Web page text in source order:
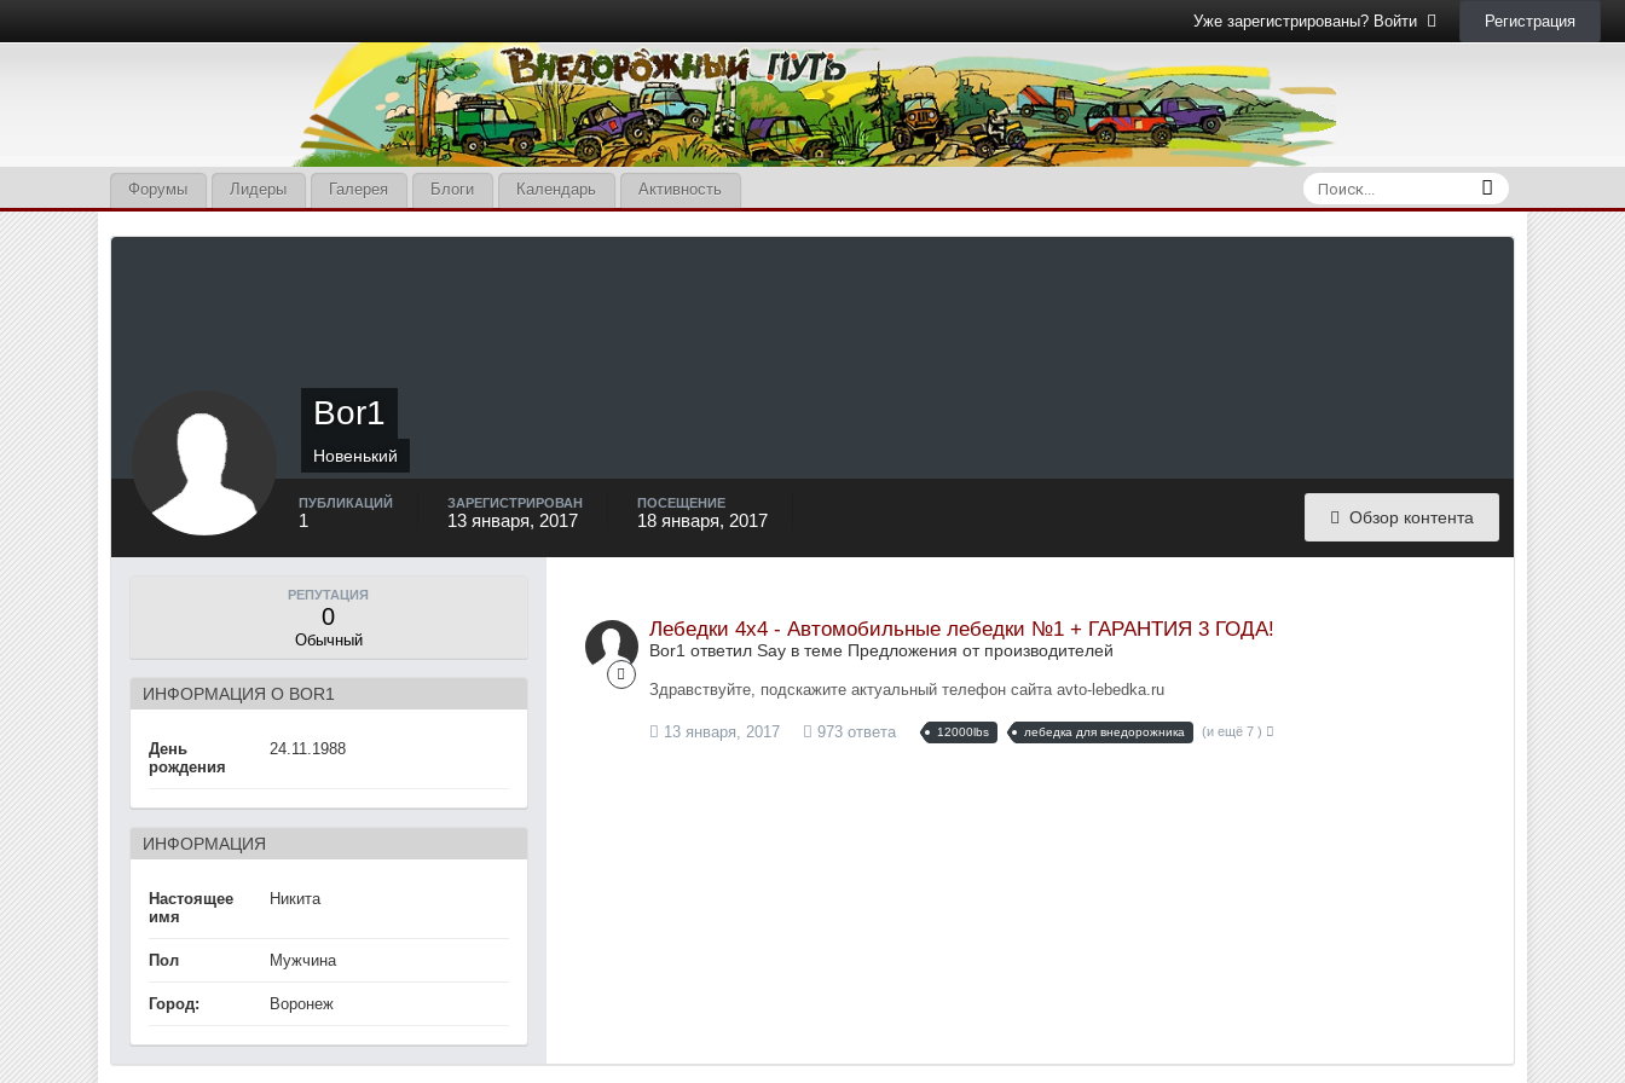
Уже зарегистрированы? Войти Регистрация
Форумы Лидеры Галерея Блоги Календарь Активность
Bor1
Новенький
Обзор контента
ПУБЛИКАЦИЙ
1
ЗАРЕГИСТРИРОВАН
13 января, 2017
ПОСЕЩЕНИЕ
18 января, 2017
РЕПУТАЦИЯ
0
Обычный
ИНФОРМАЦИЯ О BOR1
День
рождения
24.11.1988
ИНФОРМАЦИЯ
Настоящее
имя
Никита
Пол Мужчина
Город: Воронеж
Лебедки 4х4 - Автомобильные лебедки №1 + ГАРАНТИЯ 3 ГОДА!
Bor1 ответил Say в теме Предложения от производителей
Здравствуйте, подскажите актуальный телефон сайта avto-lebedka.ru
13 января, 2017 973 ответа 12000lbs лебедка для внедорожника (и ещё 7 )